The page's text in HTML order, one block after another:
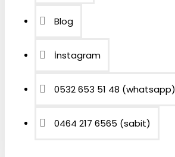
Blog
İnstagram
0532 653 51 48 (whatsapp)
0464 217 6565 (sabit)